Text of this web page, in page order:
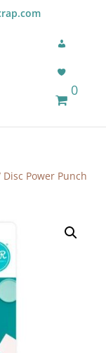
0
Disc Power Punch